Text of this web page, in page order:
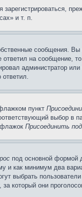
и т. п.
сообщения.
на сообщение,
администратор
пункт
выбор в
флажок Присоединить
под основной формой
и как минимум два
выбрать
который они